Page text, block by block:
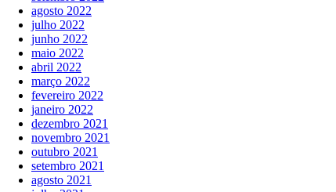
agosto 2022
julho 2022
junho 2022
maio 2022
abril 2022
março 2022
fevereiro 2022
janeiro 2022
dezembro 2021
novembro 2021
outubro 2021
setembro 2021
agosto 2021